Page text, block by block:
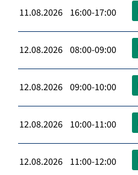
11.08.2026 16:00-17:00
12.08.2026 08:00-09:00
12.08.2026 09:00-10:00
12.08.2026 10:00-11:00
12.08.2026 11:00-12:00